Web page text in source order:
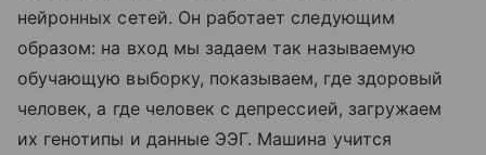
нейронных сетей. Он работает следующим
образом: на вход мы задаем так называемую
обучающую выборку, показываем, где здоровый
человек, а где человек с депрессией, загружаем
их генотипы и данные ЭЭГ. Машина учится